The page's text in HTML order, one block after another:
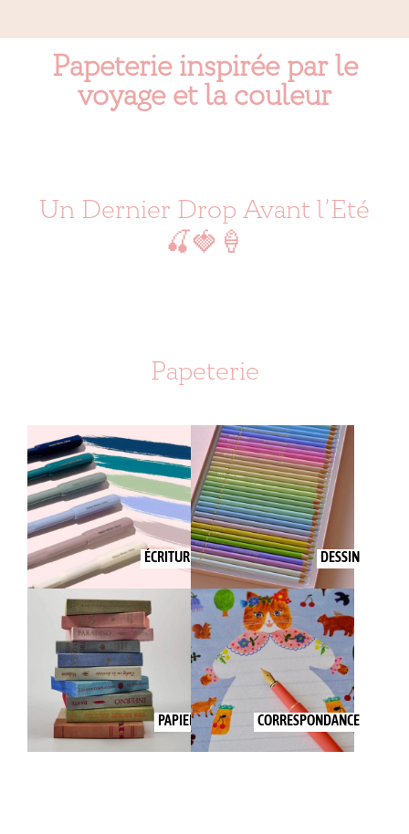
Papeterie inspirée par le
voyage et la couleur
Un Dernier Drop Avant l’Eté
🍒🍓🍦
Papeterie
ÉCRITURE DESSIN
PAPIER CORRESPONDANCE